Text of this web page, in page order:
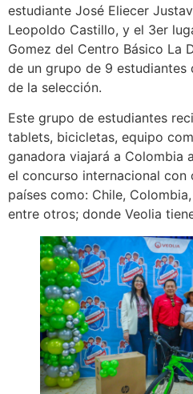
estudiante José Eliecer
Leopoldo Castillo, y el 3er
Gomez del Centro Básico La
de un grupo de 9
de la selección.
Este grupo de estudiantes
tablets, bicicletas, equipo
ganadora viajará a Colombia
el concurso internacional con
países como: Chile,
entre otros; donde Veolia